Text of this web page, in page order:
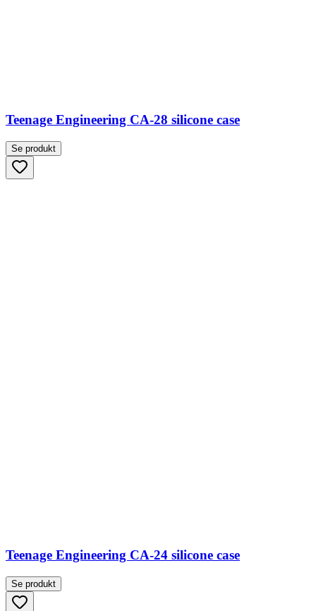
Teenage Engineering CA-28 silicone case
Se produkt
Teenage Engineering CA-24 silicone case
Se produkt